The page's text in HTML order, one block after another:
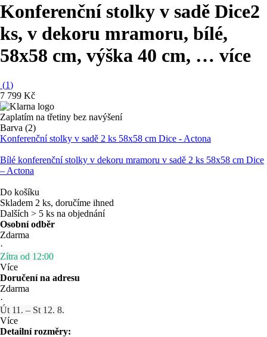
Konferenční stolky v sadě Dice2
ks, v dekoru mramoru, bílé,
58x58 cm, výška 40 cm, … více
(1)
7 799 Kč
Zaplatím na třetiny bez navýšení
Barva (2)
Konferenční stolky v sadě 2 ks 58x58 cm Dice - Actona
Bílé konferenční stolky v dekoru mramoru v sadě 2 ks 58x58 cm Dice
– Actona
Do košíku
Skladem 2 ks, doručíme ihned
Dalších > 5 ks na objednání
Osobní odběr
Zdarma
·
Zítra od 12:00
Více
Doručení na adresu
Zdarma
·
Út 11. – St 12. 8.
Více
Detailní rozměry: